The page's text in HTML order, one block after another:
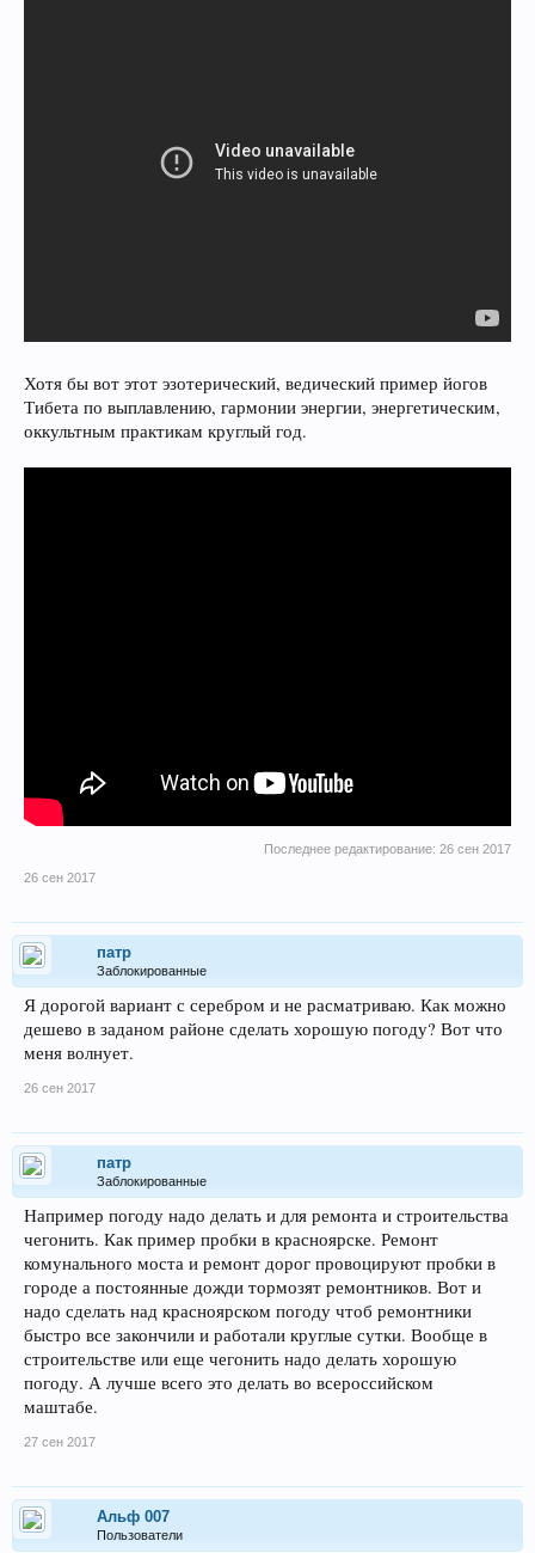
Хотя бы вот этот эзотерический, ведический пример йогов
Тибета по выплавлению, гармонии энергии, энергетическим,
оккультным практикам круглый год.
Последнее редактирование: 26 сен 2017
26 сен 2017
патр
Заблокированные
Я дорогой вариант с серебром и не расматриваю. Как можно
дешево в заданом районе сделать хорошую погоду? Вот что
меня волнует.
26 сен 2017
патр
Заблокированные
Например погоду надо делать и для ремонта и строительства
чегонить. Как пример пробки в красноярске. Ремонт
комунального моста и ремонт дорог провоцируют пробки в
городе а постоянные дожди тормозят ремонтников. Вот и
надо сделать над красноярском погоду чтоб ремонтники
быстро все закончили и работали круглые сутки. Вообще в
строительстве или еще чегонить надо делать хорошую
погоду. А лучше всего это делать во всероссийском
маштабе.
27 сен 2017
Альф 007
Пользователи